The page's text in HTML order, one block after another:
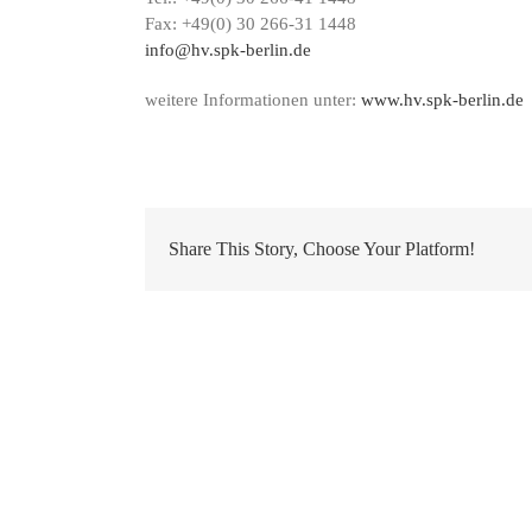
Fax: +49(0) 30 266-31 1448
info@hv.spk-berlin.de
weitere Informationen unter: www.hv.spk-berlin.de
Share This Story, Choose Your Platform!